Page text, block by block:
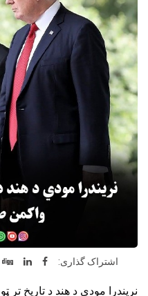
اشتراک گذاری:
نریندرا مودي د هند د تاریخ